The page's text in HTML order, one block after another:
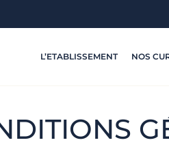
L’ETABLISSEMENT NOS